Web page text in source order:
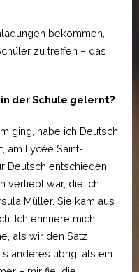
bekommen,
zu treffen – das
der Schule gelernt?
ging, habe ich Deutsch
am Lycée Saint-
Deutsch entschieden,
verliebt war, die ich
Müller. Sie kam aus
Ich erinnere mich
als wir den Satz
anderes übrig, als ein